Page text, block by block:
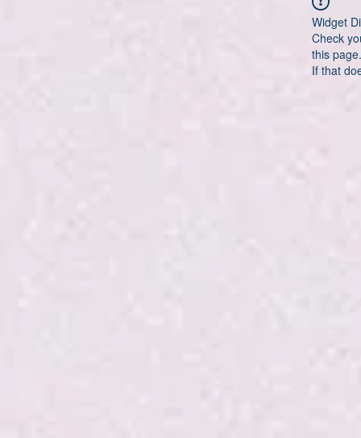
Widget
Check
this page.
If that